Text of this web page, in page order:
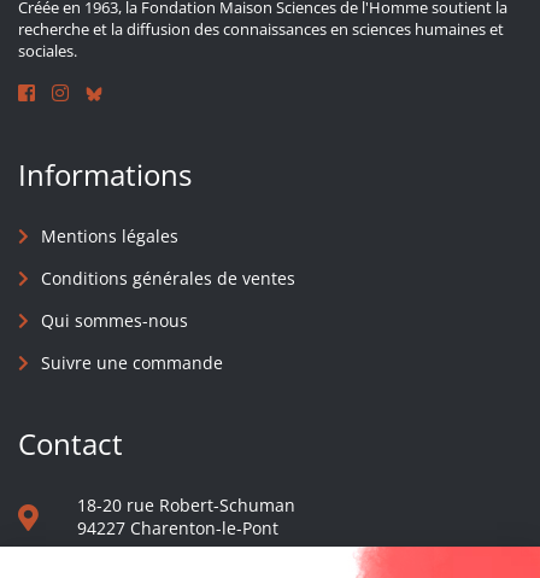
Créée en 1963, la Fondation Maison Sciences de l'Homme soutient la
recherche et la diffusion des connaissances en sciences humaines et
sociales.
Informations
Mentions légales
Conditions générales de ventes
Qui sommes-nous
Suivre une commande
Contact
18-20 rue Robert-Schuman
94227 Charenton-le-Pont